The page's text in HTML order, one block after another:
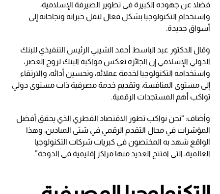
فضلا عن جهوده الكبيرة في تطوير الصيرفة الإسلامية،
واستخدام التكنولوجيا بشكل فعال لنقل خبراته ونجاحاته إلى
أسواق جديدة.
وقال الدكتور عبد الباسط أحمد الشيبي الرئيس التنفيذي للبنك
الدولي الإسلامي إن الجائزة تعكس مواكبة البنك لروح العصر،
واستخدامه التكنولوجيا لخدمة عملائه، وتحسين أدائه، والارتقاء
إلى مستوى المنافسة، وتقديم خدمة مصرفية ذات مستوى دولي
تواكب أهم المستجدات الرقمية.
وأضاف: “نحن نواكب تطور الاقتصاد القطري الذي يحقق أفضل
المؤشرات في مجال التقدم الرقمي في شتى الميادين، وهذا
الواقع شهد به المختصون في كبريات شركات التكنولوجيا
العالمية، التي افتتح العديد منها مراكز إقليمية في الدوحة”.